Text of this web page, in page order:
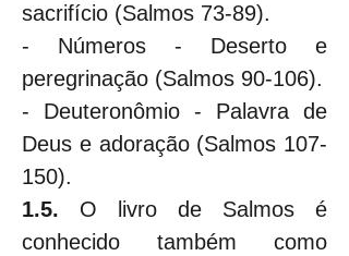
sacrifício (Salmos 73-89).
- Números - Deserto e
peregrinação (Salmos 90-106).
- Deuteronômio - Palavra de
Deus e adoração (Salmos 107-
150).
1.5. O livro de Salmos é
conhecido também como